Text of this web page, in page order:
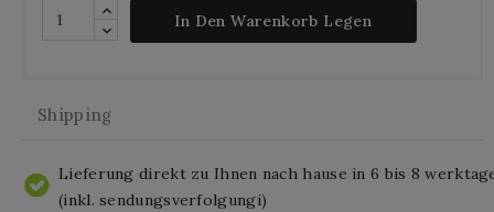
In Den Warenkorb Legen
Shipping
Lieferung direkt zu Ihnen nach hause in 6 bis 8
(inkl. sendungsverfolgungi)